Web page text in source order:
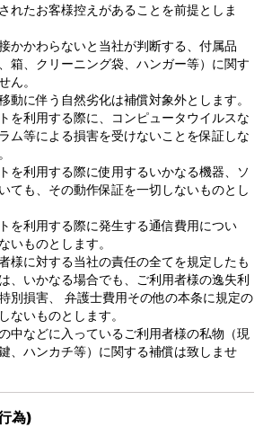
れたお客様控えがあることを前提としま
かかわらないと当社が判断する、付属品
箱、クリーニング袋、ハンガー等）に関す
ん。
動に伴う自然劣化は補償対象外とします。
を利用する際に、コンピュータウイルスな
ム等による損害を受けないことを保証しな
を利用する際に使用するいかなる機器、ソ
ても、その動作保証を一切しないものとし
を利用する際に発生する通信費用につい
いものとします。
様に対する当社の責任の全てを規定したも
、いかなる場合でも、ご利用者様の逸失利
別損害、 弁護士費用その他の本条に規定の
ないものとします。
中などに入っているご利用者様の私物（現
、ハンカチ等）に関する補償は致しませ
為)